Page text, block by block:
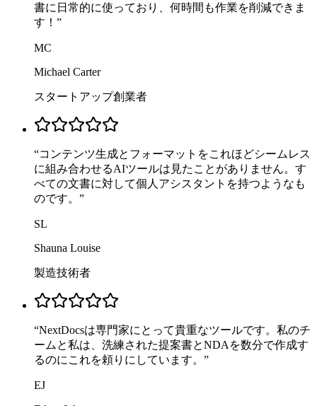
書に日常的に使っており、何時間も作業を削減できま
す！ ”
MC
Michael Carter
スタートアップ創業者
“コンテンツ生成とフォーマットをこれほどシームレス
に組み合わせるAIツールは見たことがありません。す
べての文書に対して個人アシスタントを持つようなも
のです。 ”
SL
Shauna Louise
製造技術者
“NextDocsは専門家にとって貴重なツールです。私のチ
ームと私は、洗練された提案書とNDAを数分で作成す
るのにこれを頼りにしています。 ”
EJ